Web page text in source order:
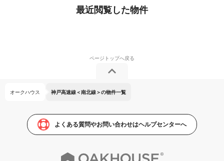
最近閲覧した物件
オークハウス 神戸高速線＜南北線＞の物件一覧
よくある質問やお問い合わせはヘルプセンターへ